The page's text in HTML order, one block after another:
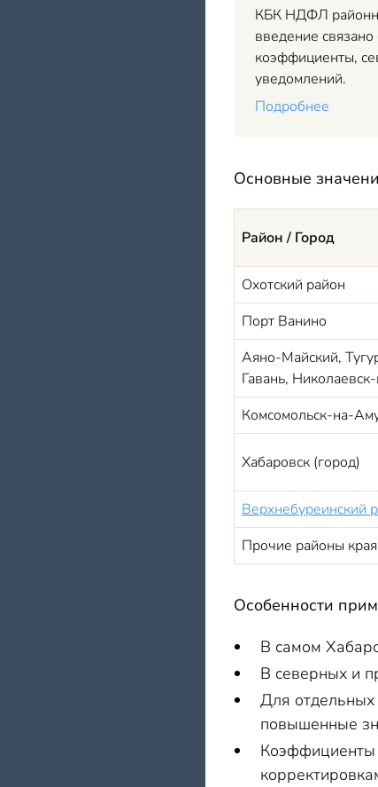
КБК НДФЛ
введение
коэффициенты,
уведомлений.
Подробнее
Основные
Район / Город
Охотский район
Порт Ванино
Аяно-Майский,
Гавань,
Комсомольск-на-
Хабаровск (город)
Верхнебуреинский
Прочие районы края
Особенности
В самом
В северных и
Для отдельных
повышенные
Коэффициенты